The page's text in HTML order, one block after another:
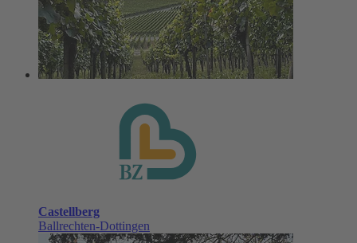
Klosterplatz
Sulzburg